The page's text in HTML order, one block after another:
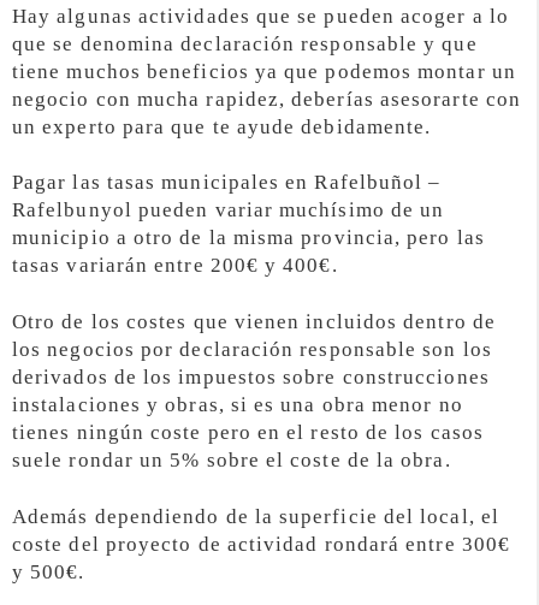
Hay algunas actividades que se pueden acoger a lo
que se denomina declaración responsable y que
tiene muchos beneficios ya que podemos montar un
negocio con mucha rapidez, deberías asesorarte con
un experto para que te ayude debidamente.
Pagar las tasas municipales en Rafelbuñol –
Rafelbunyol pueden variar muchísimo de un
municipio a otro de la misma provincia, pero las
tasas variarán entre 200€ y 400€.
Otro de los costes que vienen incluidos dentro de
los negocios por declaración responsable son los
derivados de los impuestos sobre construcciones
instalaciones y obras, si es una obra menor no
tienes ningún coste pero en el resto de los casos
suele rondar un 5% sobre el coste de la obra.
Además dependiendo de la superficie del local, el
coste del proyecto de actividad rondará entre 300€
y 500€.